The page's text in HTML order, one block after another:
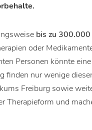
bis zu
oder
Personen könnte
finden nur wenige
Freiburg sowie
Therapieform und